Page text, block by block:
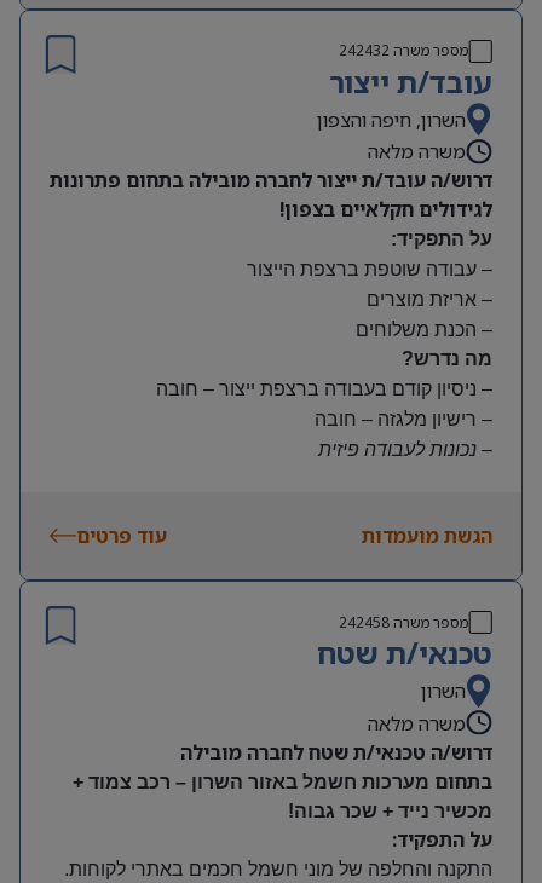
שעות נוספות לפי צורך
תנאים:
סיבוס
קרן השתלמות
מספר משרה 242432
עובד/ת ייצור
השרון, חיפה והצפון
משרה מלאה
דרוש/ה עובד/ת ייצור לחברה מובילה בתחום פתרונות
לגידולים חקלאיים בצפון!
על התפקיד:
– עבודה שוטפת ברצפת הייצור
– אריזת מוצרים
– הכנת משלוחים
מה נדרש?
– ניסיון קודם בעבודה ברצפת ייצור – חובה
– רישיון מלגזה – חובה
– נכונות לעבודה פיזית
משרה מלאה | ימים א-ה | 6:30-15:30
קרן השתלמות ובונוסים
עובד חברה מהיום הראשון
מיקום: חדרה
הגשת מועמדות עוד פרטים
מספר משרה242458
טכנאי/ת שטח
השרון
משרה מלאה
דרוש/ה טכנאי/ת שטח לחברה מובילה
בתחום מערכות חשמל באזור השרון – רכב צמוד +
מכשיר נייד + שכר גבוה!
על התפקיד:
התקנה והחלפה של מוני חשמל חכמים באתרי לקוחות.